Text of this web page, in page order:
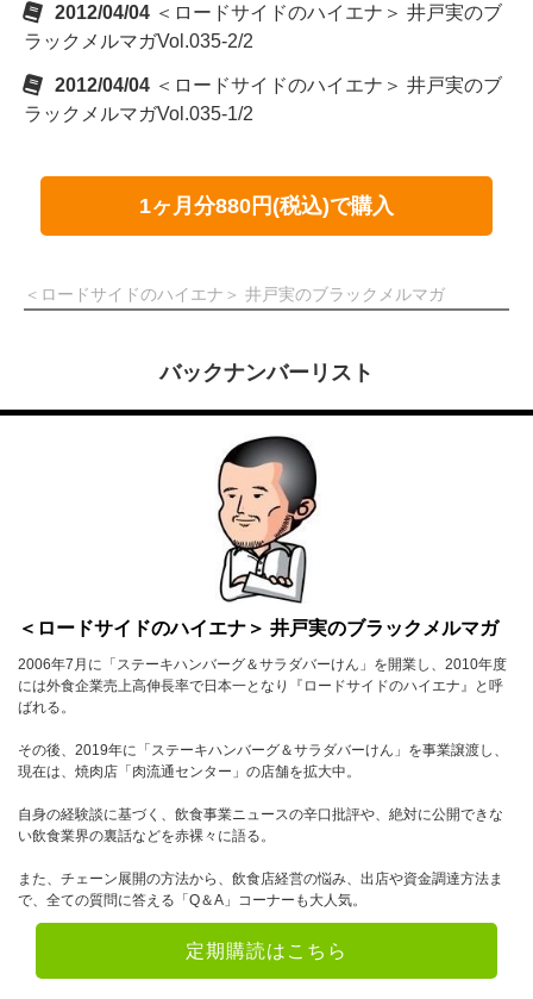
2012/04/04 ＜ロードサイドのハイエナ＞ 井戸実のブ
ラックメルマガVol.035-2/2
2012/04/04 ＜ロードサイドのハイエナ＞ 井戸実のブ
ラックメルマガVol.035-1/2
1ヶ月分880円(税込)で購入
＜ロードサイドのハイエナ＞ 井戸実のブラックメルマガ
バックナンバーリスト
＜ロードサイドのハイエナ＞ 井戸実のブラックメルマガ
2006年7月に「ステーキハンバーグ＆サラダバーけん」を開業し、2010年度
には外食企業売上高伸長率で日本一となり『ロードサイドのハイエナ』と呼
ばれる。
その後、2019年に「ステーキハンバーグ＆サラダバーけん」を事業譲渡し、
現在は、焼肉店「肉流通センター」の店舗を拡大中。
自身の経験談に基づく、飲食事業ニュースの辛口批評や、絶対に公開できな
い飲食業界の裏話などを赤裸々に語る。
また、チェーン展開の方法から、飲食店経営の悩み、出店や資金調達方法ま
で、全ての質問に答える「Q＆A」コーナーも大人気。
定期購読はこちら